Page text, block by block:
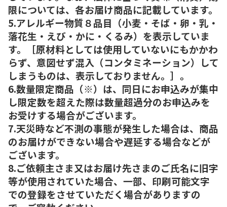
限については、各お届け商品に記載しています。
5.アレルギー物質８品目（小麦・そば・卵・乳・
落花生・えび・かに・くるみ）を表示していま
す。［原材料としては使用していないにもかかわ
らず、意図せず混入（コンタミネーション）して
しまうものは、表示しておりません。］。
6.数量限定商品（※）は、同日にお申込みが集中
し限定数を超えた際は数量超過分のお申込みを
お受けする場合がございます。
7.天災時など不測の事態が発生した場合は、商品
のお届けができない場合や遅延する場合などが
ございます。
8.ご依頼主さま又はお届け先さまのご氏名に旧字
等が使用されていた場合、一部、印刷可能文字
での登録をさせていただく場合がありますの